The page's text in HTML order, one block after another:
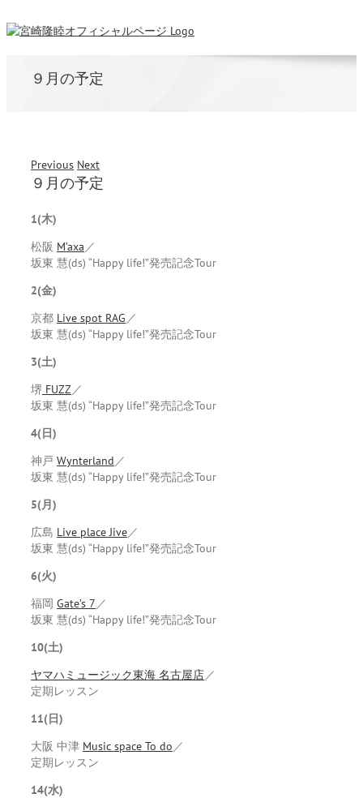
９月の予定
Previous Next
９月の予定
1(木)
松阪 M’axa／
坂東 慧(ds) “Happy life!”発売記念Tour
2(金)
京都 Live spot RAG／
坂東 慧(ds) “Happy life!”発売記念Tour
3(土)
堺 FUZZ／
坂東 慧(ds) “Happy life!”発売記念Tour
4(日)
神戸 Wynterland／
坂東 慧(ds) “Happy life!”発売記念Tour
5(月)
広島 Live place Jive／
坂東 慧(ds) “Happy life!”発売記念Tour
6(火)
福岡 Gate’s 7／
坂東 慧(ds) “Happy life!”発売記念Tour
10(土)
ヤマハミュージック東海 名古屋店／
定期レッスン
11(日)
大阪 中津 Music space To do／
定期レッスン
14(水)